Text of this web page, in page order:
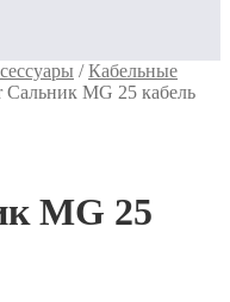
/Кабельные
Сальник MG 25 кабель
MG 25